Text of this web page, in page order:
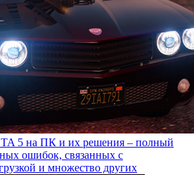
5 на ПК и их решения – полный
ошибок, связанных с
и множество других